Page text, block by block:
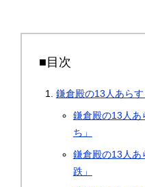
■目次
鎌倉殿の13人あらす
鎌倉殿の13人あ
ち」
鎌倉殿の13人あ
跌」